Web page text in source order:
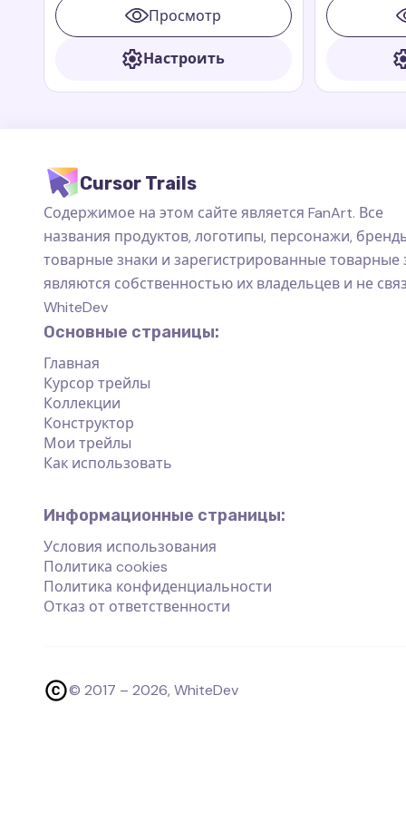
анимационных книг и фильмов
Paddington
Просмотр
Настроить
многих
Paddington
Cursor Trails
Содержимое на этом сайте является FanArt. Все
названия продуктов, логотипы, персонажи,
товарные знаки и зарегистрированные товарные
являются собственностью их владельцев и не
WhiteDev
Основные страницы:
Главная
Курсор трейлы
Коллекции
Конструктор
Мои трейлы
Как использовать
Информационные страницы:
Условия использования
Политика cookies
Политика конфиденциальности
Отказ от ответственности
© 2017 – 2026, WhiteDev